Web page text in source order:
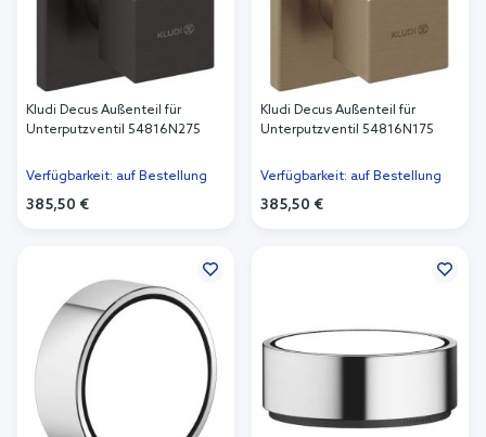
Kludi Decus Außenteil für
Unterputzventil 54816N275
Verfügbarkeit: auf Bestellung
385,50 €
Kludi Decus Außenteil für
Unterputzventil 54816N175
Verfügbarkeit: auf Bestellung
385,50 €